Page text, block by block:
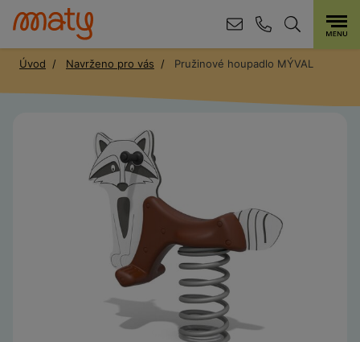
Úvod Navrženo pro vás Pružinové houpadlo MÝVAL